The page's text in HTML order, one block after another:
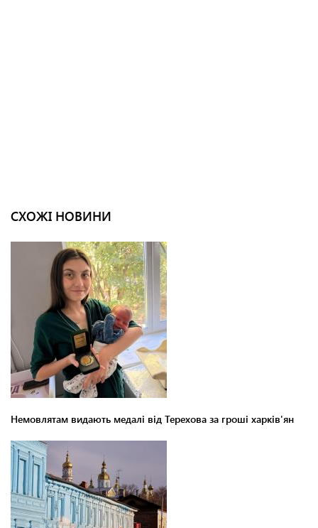
СХОЖІ НОВИНИ
Немовлятам видають медалі від Терехова за гроші харків'ян